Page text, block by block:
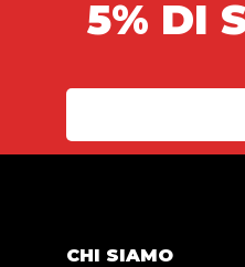
5% DI
CHI SIAMO